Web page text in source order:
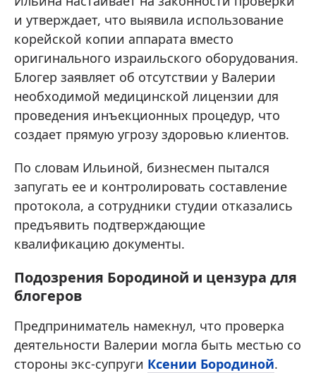
и утверждает, что выявила использование
корейской копии аппарата вместо
оригинального израильского оборудования.
Блогер заявляет об отсутствии у Валерии
необходимой медицинской лицензии для
проведения инъекционных процедур, что
создает прямую угрозу здоровью клиентов.
По словам Ильиной, бизнесмен пытался
запугать ее и контролировать составление
протокола, а сотрудники студии отказались
предъявить подтверждающие
квалификацию документы.
Подозрения Бородиной и цензура для
блогеров
Предприниматель намекнул, что проверка
деятельности Валерии могла быть местью со
стороны экс-супруги Ксении Бородиной.